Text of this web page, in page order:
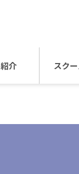
介 スク